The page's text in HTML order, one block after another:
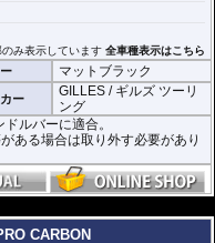
のみ表示しています全車種表示はこちら
マットブラック
ー
GILLES / ギルズ ツーリ
ング
ルバーに適合。
ある場合は取り外す必要があり
CARBON